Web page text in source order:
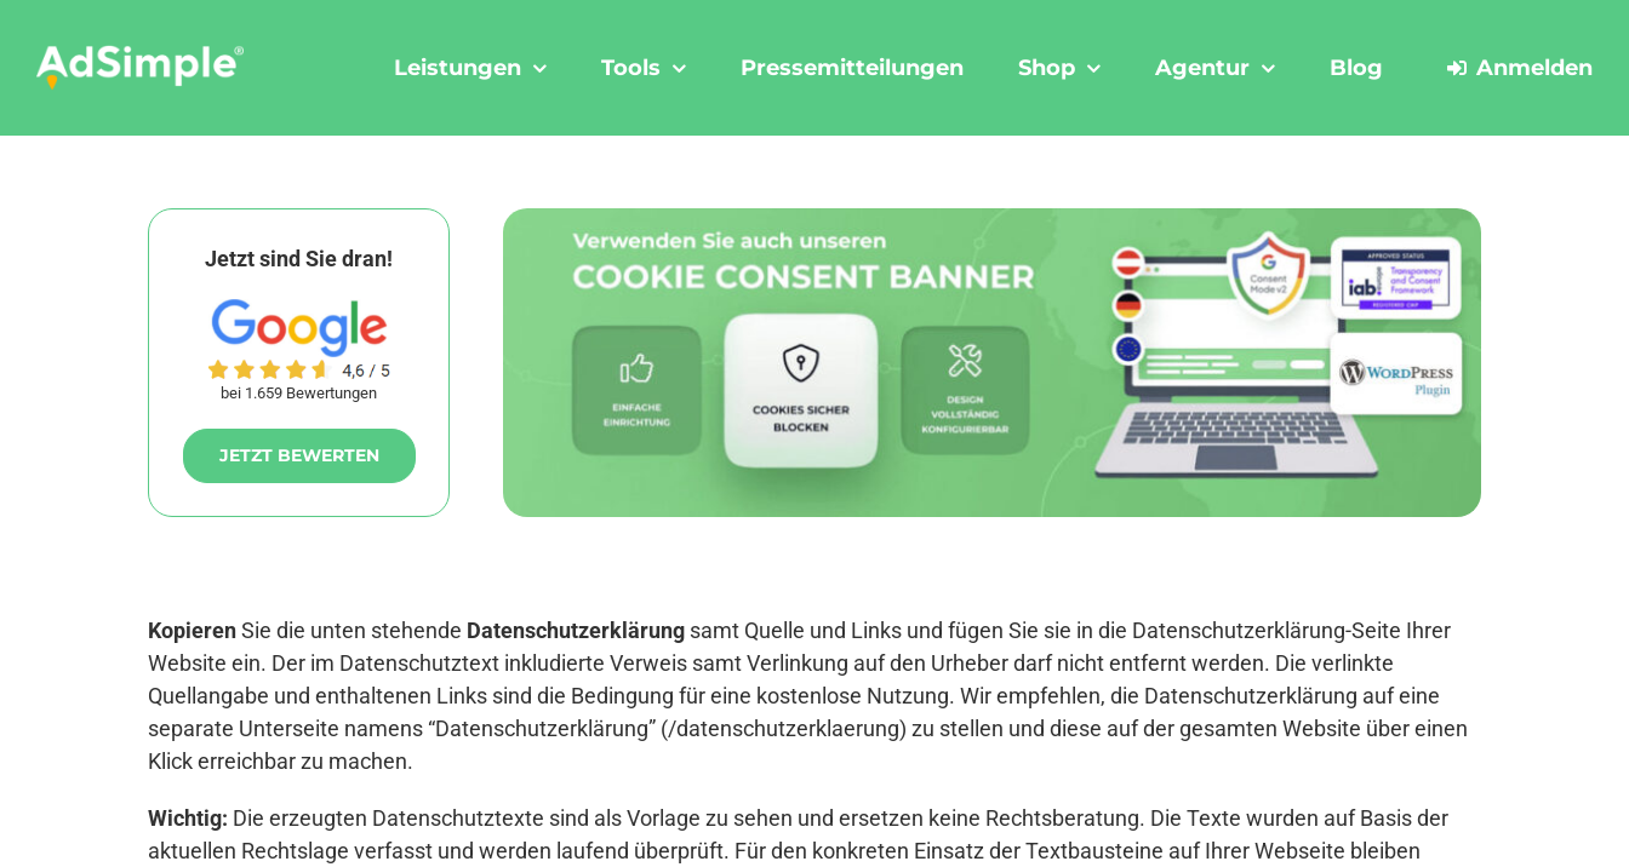
content
Leistungen Tools Pressemitteilungen Shop Agentur Blog Anmelden
Jetzt sind Sie dran!
bei 1.659 Bewertungen
JETZT BEWERTEN
KopierenSie die unten stehende Datenschutzerklärung samt Quelle und Links und fügen Sie sie in die Datenschutzerklärung-Seite Ihrer
Website ein. Der im Datenschutztext inkludierte Verweis samt Verlinkung auf den Urheber darf nicht entfernt werden. Die verlinkte
Quellangabe und enthaltenen Links sind die Bedingung für eine kostenlose Nutzung. Wir empfehlen, die Datenschutzerklärung auf eine
separate Unterseite namens “Datenschutzerklärung” (/datenschutzerklaerung) zu stellen und diese auf der gesamten Website über einen
Klick erreichbar zu machen.
Wichtig: Die erzeugten Datenschutztexte sind als Vorlage zu sehen und ersetzen keine Rechtsberatung. Die Texte wurden auf Basis der
aktuellen Rechtslage verfasst und werden laufend überprüft. Für den konkreten Einsatz der Textbausteine auf Ihrer Webseite bleiben